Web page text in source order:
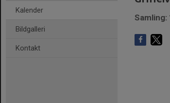
Kalender
Bildgalleri
Kontakt
Samling: